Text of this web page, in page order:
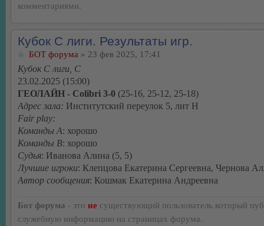
комментариями.
Кубок С лиги. Результаты игр.
БОТ форума » 23 фев 2025, 17:41
Кубок С лиги, C
23.02.2025 (15:00)
ГЕОЛАЙН - Colibri 3-0 (25-16, 25-12, 25-18)
Адрес зала: Институтский переулок 5, лит Н
Fair play:
Команды А: хорошо
Команды В: хорошо
Судья: Иванова Алина (5, 5)
Лучшие игроки: Клепцова Екатерина Сергеевна, Чернова
Автор сообщения: Кошмак Екатерина Андреевна
Бот форума - это не существующий пользователь который
служебную информацию на страницах форума.